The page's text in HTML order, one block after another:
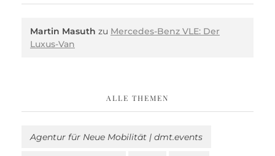
Martin Masuth zu Mercedes-Benz VLE: Der
Luxus-Van
ALLE THEMEN
Agentur für Neue Mobilität | dmt.events